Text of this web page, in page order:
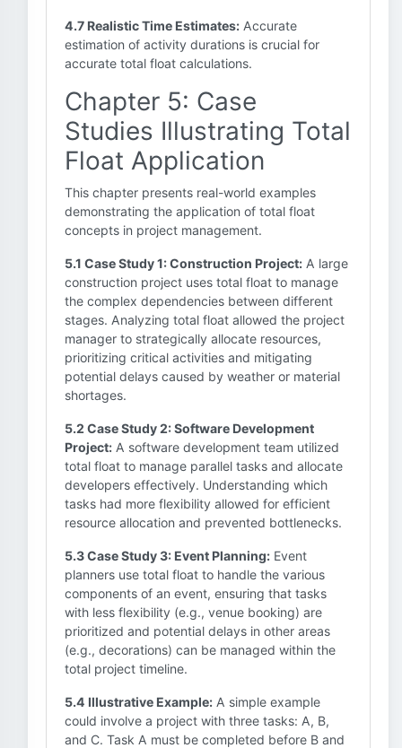
4.7 Realistic Time Estimates: Accurate
estimation of activity durations is crucial for
accurate total float calculations.
Chapter 5: Case
Studies Illustrating Total
Float Application
This chapter presents real-world examples
demonstrating the application of total float
concepts in project management.
5.1 Case Study 1: Construction Project: A large
construction project uses total float to manage
the complex dependencies between different
stages. Analyzing total float allowed the project
manager to strategically allocate resources,
prioritizing critical activities and mitigating
potential delays caused by weather or material
shortages.
5.2 Case Study 2: Software Development
Project: A software development team utilized
total float to manage parallel tasks and allocate
developers effectively. Understanding which
tasks had more flexibility allowed for efficient
resource allocation and prevented bottlenecks.
5.3 Case Study 3: Event Planning: Event
planners use total float to handle the various
components of an event, ensuring that tasks
with less flexibility (e.g., venue booking) are
prioritized and potential delays in other areas
(e.g., decorations) can be managed within the
total project timeline.
5.4 Illustrative Example: A simple example
could involve a project with three tasks: A, B,
and C. Task A must be completed before B and